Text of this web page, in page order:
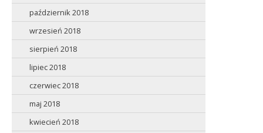
październik 2018
wrzesień 2018
sierpień 2018
lipiec 2018
czerwiec 2018
maj 2018
kwiecień 2018